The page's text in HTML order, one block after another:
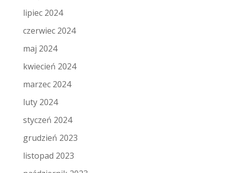
lipiec 2024
czerwiec 2024
maj 2024
kwiecień 2024
marzec 2024
luty 2024
styczeń 2024
grudzień 2023
listopad 2023